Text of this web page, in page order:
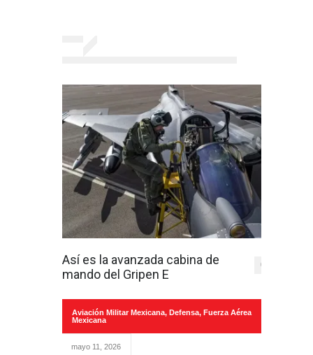
Así es la avanzada cabina de
mando del Gripen E
0
Aviación Militar Mexicana, Defensa, Fuerza Aérea
Mexicana
mayo 11, 2026